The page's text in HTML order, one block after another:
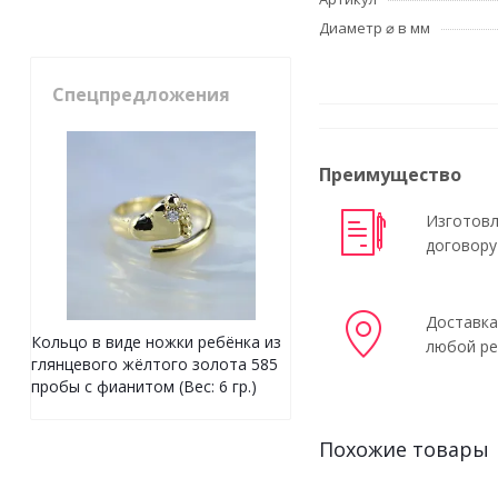
Диаметр ⌀ в мм
Преимущество
договору
любой
Похожие товары
Спецпредложения
Кольцо в виде ножки ребёнка из
глянцевого жёлтого золота 585
пробы с фианитом (Вес: 6 гр.)